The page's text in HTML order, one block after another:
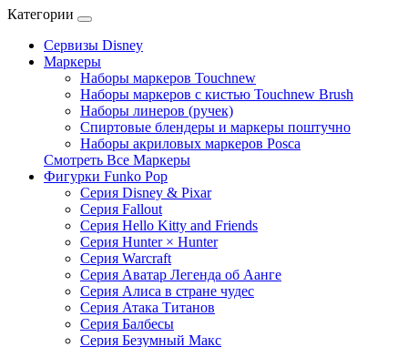
Категории
Сервизы Disney
Маркеры
Наборы маркеров Touchnew
Наборы маркеров c кистью Touchnew Brush
Наборы линеров (ручек)
Спиртовые блендеры и маркеры поштучно
Наборы акриловых маркеров Posca
Смотреть Все Маркеры
Фигурки Funko Pop
Серия Disney & Pixar
Серия Fallout
Серия Hello Kitty and Friends
Серия Hunter × Hunter
Серия Warcraft
Серия Аватар Легенда об Аанге
Серия Алиса в стране чудес
Серия Атака Титанов
Серия Балбесы
Серия Безумный Макс